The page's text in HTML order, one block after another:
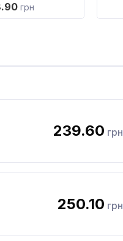
грн
239.60 грн
250.10 грн